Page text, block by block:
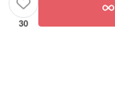
30